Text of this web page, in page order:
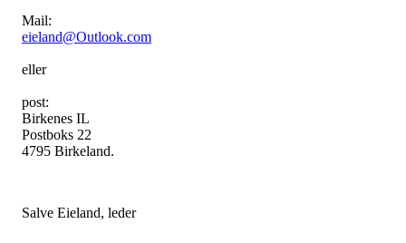
Mail:
eieland@Outlook.com
eller
post:
Birkenes IL
Postboks 22
4795 Birkeland.
Salve Eieland, leder